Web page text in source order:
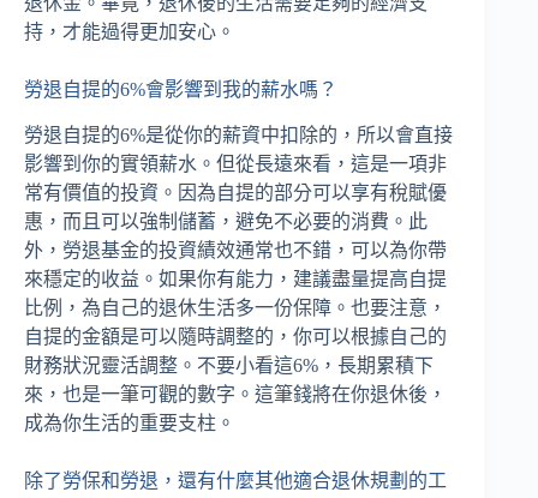
持，才能過得更加安心。
勞退自提的6%會影響到我的薪水嗎？
勞退自提的6%是從你的薪資中扣除的，所以會直接
影響到你的實領薪水。但從長遠來看，這是一項非
常有價值的投資。因為自提的部分可以享有稅賦優
惠，而且可以強制儲蓄，避免不必要的消費。此
外，勞退基金的投資績效通常也不錯，可以為你帶
來穩定的收益。如果你有能力，建議盡量提高自提
比例，為自己的退休生活多一份保障。也要注意，
自提的金額是可以隨時調整的，你可以根據自己的
財務狀況靈活調整。不要小看這6%，長期累積下
來，也是一筆可觀的數字。這筆錢將在你退休後，
成為你生活的重要支柱。
除了勞保和勞退，還有什麼其他適合退休規劃的工